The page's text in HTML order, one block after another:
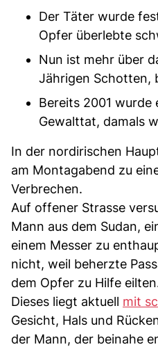
Der Täter wurde
Opfer überlebte
Nun ist mehr über
Jährigen Schotten,
Bereits 2001 wurde
Gewalttat, damals
In der nordirischen
am Montagabend zu
Verbrechen.
Auf offener Strasse
Mann aus dem Sudan,
einem Messer zu
nicht, weil beherzte
dem Opfer zu Hilfe
Dieses liegt aktuell mit
Gesicht, Hals und
der Mann, der beinahe